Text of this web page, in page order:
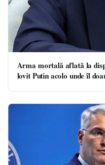
Arma mortală aflată la
lovit Putin acolo unde îl